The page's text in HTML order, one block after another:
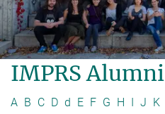
IMPRS Alumni
A B C D d E F G H J K